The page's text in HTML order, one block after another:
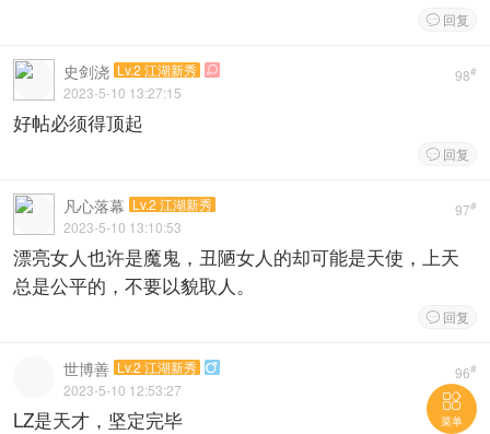
 回复
98#
史剑浇 Lv.2 江湖新秀 
2023-5-10 13:27:15
好帖必须得顶起
 回复
97#
凡心落幕 Lv.2 江湖新秀
2023-5-10 13:10:53
漂亮女人也许是魔鬼，丑陋女人的却可能是天使，上天
总是公平的，不要以貌取人。
 回复
96#
世博善 Lv.2 江湖新秀 
2023-5-10 12:53:27
LZ是天才，坚定完毕

菜单